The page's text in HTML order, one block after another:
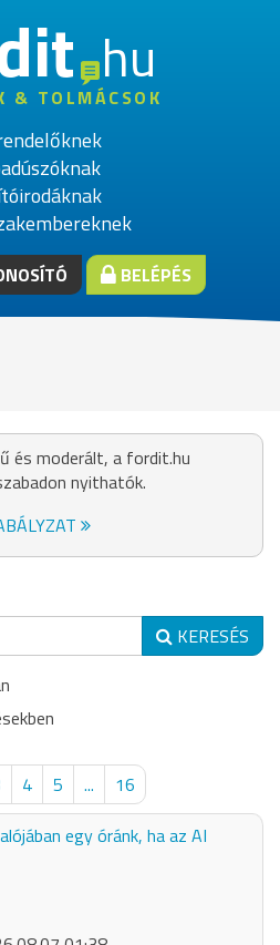
hu
& TOLMÁCSOK
BELÉPÉS
és moderált, a fordit.hu
nyithatók.
KERESÉS
4 5 ...
16
egy óránk, ha az AI